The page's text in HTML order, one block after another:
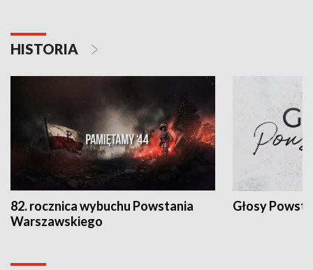
HISTORIA
82. rocznica wybuchu Powstania
Warszawskiego
Głosy